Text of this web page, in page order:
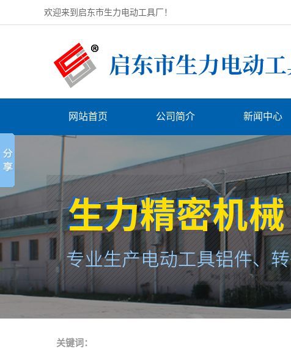
欢迎来到启东市生力电动工具厂！
网站首页 公司简介 新闻中心
关键词：